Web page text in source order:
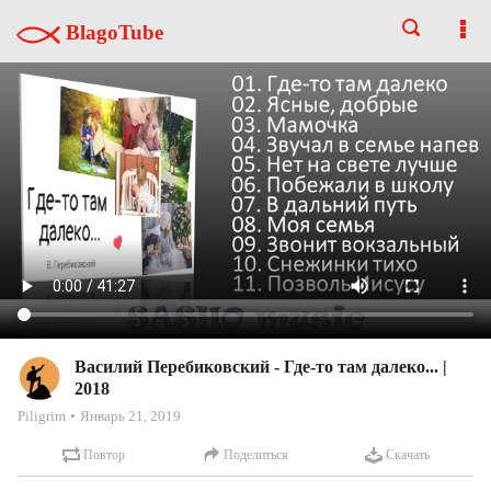
BlagoTube
Василий Перебиковский - Где-то там далеко... |
2018
Piligrim Январь 21, 2019
Повтор Поделиться Скачать